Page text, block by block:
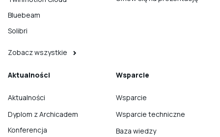
Bluebeam
Solibri
Zobacz wszystkie
Aktualności
Aktualności
Dyplom z Archicadem
Konferencja
Wsparcie
Wsparcie
Wsparcie techniczne
Baza wiedzy